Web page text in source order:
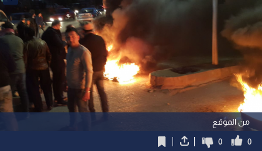
من الموقع
0
0